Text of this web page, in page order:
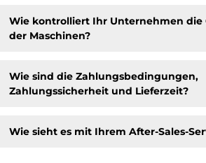
Wie kontrolliert Ihr Unternehmen die
der Maschinen?
Wie sind die Zahlungsbedingungen,
Zahlungssicherheit und Lieferzeit?
Wie sieht es mit Ihrem After-Sales-